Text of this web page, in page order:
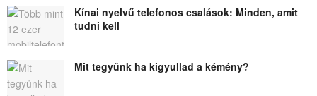
Kínai nyelvű telefonos csalások: Minden, amit
tudni kell
Mit tegyünk ha kigyullad a kémény?